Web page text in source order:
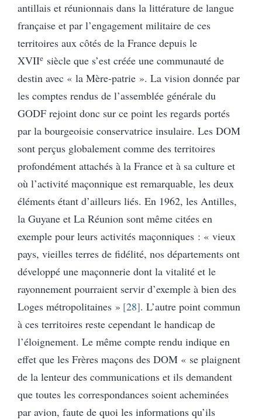
antillais et réunionnais dans la littérature de langue
française et par l’engagement militaire de ces
territoires aux côtés de la France depuis le
XVIIe siècle que s’est créée une communauté de
destin avec « la Mère-patrie ». La vision donnée par
les comptes rendus de l’assemblée générale du
GODF rejoint donc sur ce point les regards portés
par la bourgeoisie conservatrice insulaire. Les DOM
sont perçus globalement comme des territoires
profondément attachés à la France et à sa culture et
où l’activité maçonnique est remarquable, les deux
éléments étant d’ailleurs liés. En 1962, les Antilles,
la Guyane et La Réunion sont même citées en
exemple pour leurs activités maçonniques : « vieux
pays, vieilles terres de fidélité, nos départements ont
développé une maçonnerie dont la vitalité et le
rayonnement pourraient servir d’exemple à bien des
Loges métropolitaines » 28 . L’autre point commun
à ces territoires reste cependant le handicap de
l’éloignement. Le même compte rendu indique en
effet que les Frères maçons des DOM « se plaignent
de la lenteur des communications et ils demandent
que toutes les correspondances soient acheminées
par avion, faute de quoi les informations qu’ils